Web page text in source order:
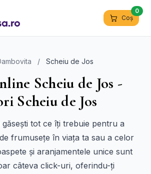
Coș
0
/ Scheiu de Jos
Scheiu de Jos -
Scheiu de Jos
găsești tot ce îți trebuie pentru a
frumusețe în viața ta sau a celor
și aranjamentele unice sunt
câteva click-uri, oferindu-ți